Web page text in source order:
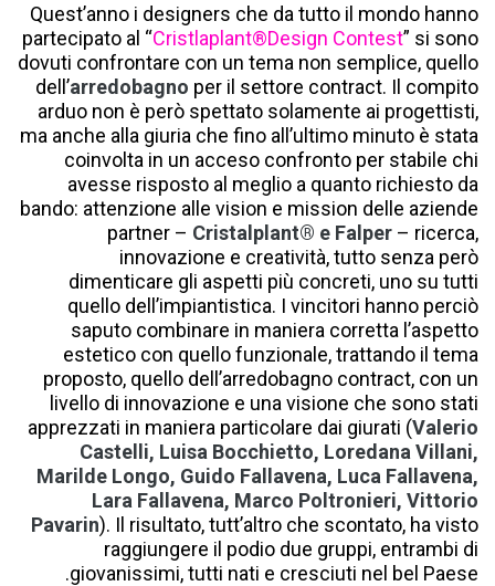
Questʼanno i designers che da tutto il mondo hanno
partecipato al “Cristlaplant®Design Contest” si sono
dovuti confrontare con un tema non semplice, quello
dellʼarredobagno per il settore contract. Il compito
arduo non è però spettato solamente ai progettisti,
ma anche alla giuria che fino allʼultimo minuto è stata
coinvolta in un acceso confronto per stabile chi
avesse risposto al meglio a quanto richiesto da
bando: attenzione alle vision e mission delle aziende
partner – Cristalplant® e Falper – ricerca,
innovazione e creatività, tutto senza però
dimenticare gli aspetti più concreti, uno su tutti
quello dellʼimpiantistica. I vincitori hanno perciò
saputo combinare in maniera corretta lʼaspetto
estetico con quello funzionale, trattando il tema
proposto, quello dellʼarredobagno contract, con un
livello di innovazione e una visione che sono stati
apprezzati in maniera particolare dai giurati (Valerio
Castelli, Luisa Bocchietto, Loredana Villani,
Marilde Longo, Guido Fallavena, Luca Fallavena,
Lara Fallavena, Marco Poltronieri, Vittorio
Pavarin). Il risultato, tuttʼaltro che scontato, ha visto
raggiungere il podio due gruppi, entrambi di
giovanissimi, tutti nati e cresciuti nel bel Paese.